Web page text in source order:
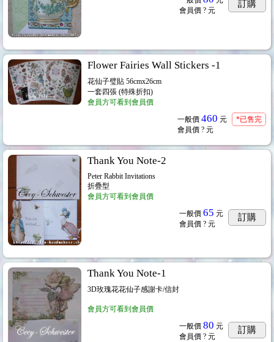
會員價 ? 元
訂購
Flower Fairies Wall Stickers -1
花仙子璧貼 56cmx26cm
一套四張 (特殊折扣)
會員方可看到會員價
一般價 460 元
會員價 ? 元
*已售完
Thank You Note-2
Peter Rabbit Invitations
折疊型
會員方可看到會員價
一般價 65 元
會員價 ? 元
訂購
Thank You Note-1
3D玫瑰花花仙子感謝卡/信封
會員方可看到會員價
一般價 80 元
會員價 ? 元
訂購